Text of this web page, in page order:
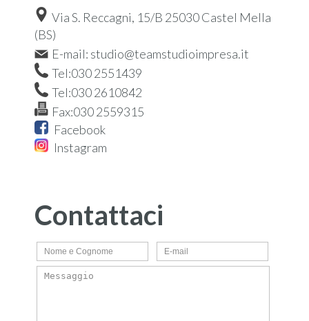
Via S. Reccagni, 15/B 25030Castel Mella
(BS)
E-mail: studio@teamstudioimpresa.it
Tel:030 2551439
Tel:030 2610842
Fax:030 2559315
Facebook
Instagram
Contattaci